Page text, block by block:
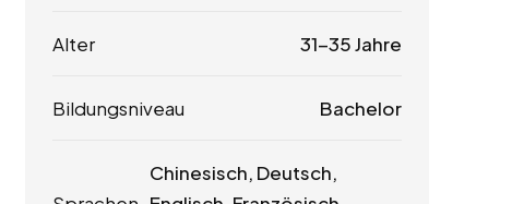
Alter 31-35 Jahre
Bildungsniveau Bachelor
Chinesisch, Deutsch,